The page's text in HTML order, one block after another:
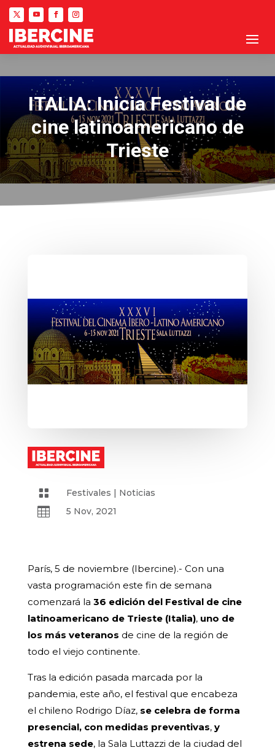
ITALIA: Inicia Festival de
cine latinoamericano de
Trieste
 Festivales | Noticias
 5 Nov, 2021
París, 5 de noviembre (Ibercine).- Con una
vasta programación este fin de semana
comenzará la 36 edición del Festival de cine
latinoamericano de Trieste (Italia), uno de
los más veteranos de cine de la región de
todo el viejo continente.
Tras la edición pasada marcada por la
pandemia, este año, el festival que encabeza
el chileno Rodrigo Díaz, se celebra de forma
presencial, con medidas preventivas,y
estrena sede, la Sala Luttazzi de la ciudad del